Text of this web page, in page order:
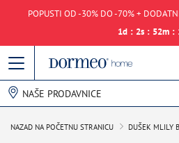
POPUSTI OD -30% DO -70% +
1d : 2s : 52m :
NAŠE PRODAVNICE
NAZAD NA POČETNU STRANICU DUŠEK MLILY